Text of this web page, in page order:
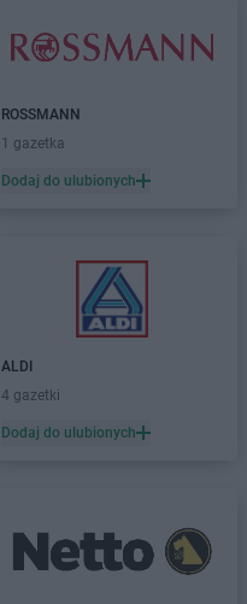
ROSSMANN
1 gazetka
Dodaj do ulubionych
ALDI
4 gazetki
Dodaj do ulubionych